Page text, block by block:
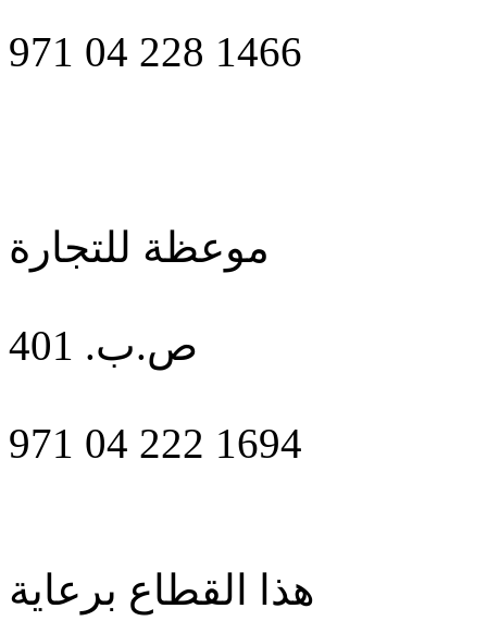
971 04 228 1466
موعظة للتجارة
ص.ب. 401
971 04 222 1694
هذا القطاع برعاية